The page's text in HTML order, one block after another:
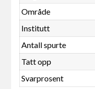
Område
Institutt
Antall spurte
Tatt opp
Svarprosent